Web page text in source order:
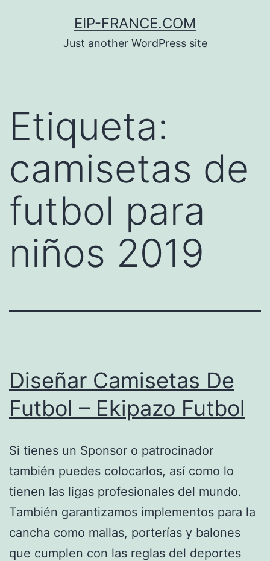
EIP-FRANCE.COM
Just another WordPress site
Etiqueta:
camisetas de
futbol para
niños 2019
Diseñar Camisetas De
Futbol – Ekipazo Futbol
Si tienes un Sponsor o patrocinador
también puedes colocarlos, así como lo
tienen las ligas profesionales del mundo.
También garantizamos implementos para la
cancha como mallas, porterías y balones
que cumplen con las reglas del deportes